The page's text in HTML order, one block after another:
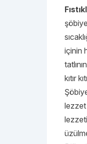
içinin
kıtır
lezzet